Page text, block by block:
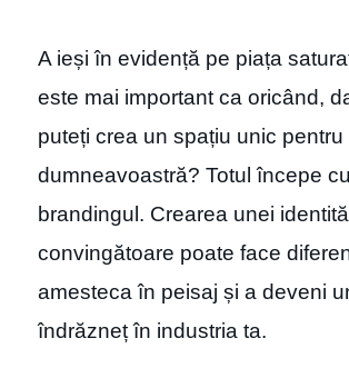
A ieși în evidență pe piața
este mai important ca oricând,
puteți crea un spațiu unic pentru
dumneavoastră? Totul începe cu
brandingul. Crearea unei
convingătoare poate face
amesteca în peisaj și a deveni
îndrăzneț în industria ta.